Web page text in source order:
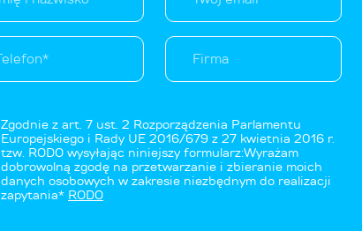
Zgodnie z art. 7 ust. 2 Rozporządzenia Parlamentu
Europejskiego i Rady UE 2016/679 z 27 kwietnia 2016 r.
tzw. RODO wysyłając niniejszy formularz:Wyrażam
dobrowolną zgodę na przetwarzanie i zbieranie moich
danych osobowych w zakresie niezbędnym do realizacji
zapytania* RODO